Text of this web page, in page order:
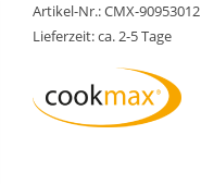
Artikel-Nr.:CMX-90953012
Lieferzeit: ca. 2-5 Tage